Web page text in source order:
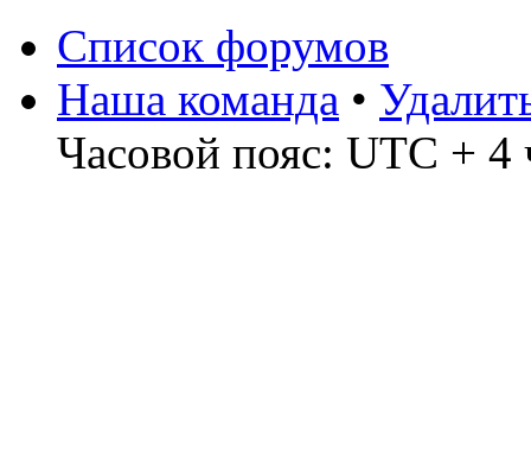
Список форумов
Наша команда •
Часовой пояс: UTC + 4